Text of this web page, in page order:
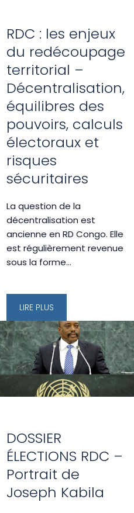
RDC : les enjeux
du redécoupage
territorial –
Décentralisation,
équilibres des
pouvoirs, calculs
électoraux et
risques
sécuritaires
La question de la
décentralisation est
ancienne en RD Congo. Elle
est régulièrement revenue
sous la forme...
LIRE PLUS
DOSSIER
ÉLECTIONS RDC –
Portrait de
Joseph Kabila